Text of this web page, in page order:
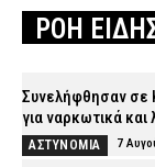
ΡΟΗ
Συνελήφθησαν σε
για ναρκωτικά και
ΑΣΤΥΝΟΜΙΑ 7